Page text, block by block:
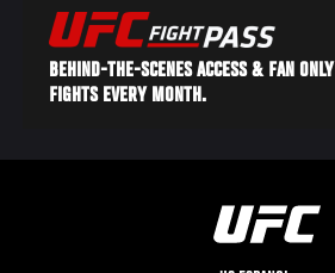
BEHIND-THE-SCENES ACCESS & FAN ONLY
FIGHTS EVERY MONTH.